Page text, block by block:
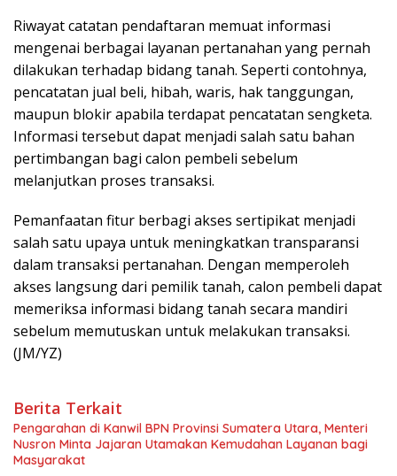
Riwayat catatan pendaftaran memuat informasi
mengenai berbagai layanan pertanahan yang pernah
dilakukan terhadap bidang tanah. Seperti contohnya,
pencatatan jual beli, hibah, waris, hak tanggungan,
maupun blokir apabila terdapat pencatatan sengketa.
Informasi tersebut dapat menjadi salah satu bahan
pertimbangan bagi calon pembeli sebelum
melanjutkan proses transaksi.
Pemanfaatan fitur berbagi akses sertipikat menjadi
salah satu upaya untuk meningkatkan transparansi
dalam transaksi pertanahan. Dengan memperoleh
akses langsung dari pemilik tanah, calon pembeli dapat
memeriksa informasi bidang tanah secara mandiri
sebelum memutuskan untuk melakukan transaksi.
(JM/YZ)
Berita Terkait
Pengarahan di Kanwil BPN Provinsi Sumatera Utara, Menteri
Nusron Minta Jajaran Utamakan Kemudahan Layanan bagi
Masyarakat